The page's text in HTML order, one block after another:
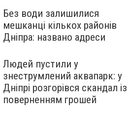
Без води залишилися
мешканці кількох районів
Дніпра: названо адреси
Людей пустили у
знеструмлений аквапарк: у
Дніпрі розгорівся скандал із
поверненням грошей